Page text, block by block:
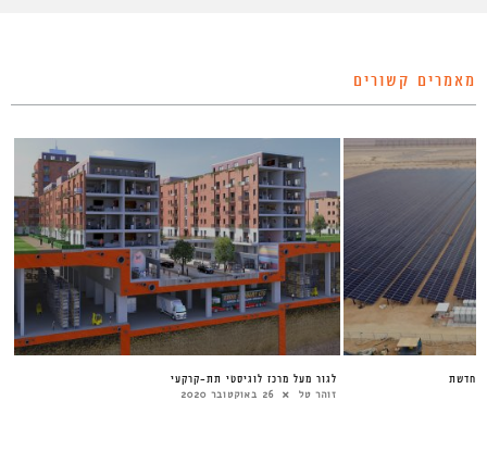
מאמרים קשורים
לגור מעל מרכז לוגיסטי תת-קרקעי
זוהר טל 26 באוקטובר 2020